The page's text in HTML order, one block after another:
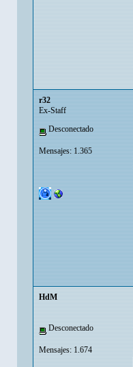
r32
Ex-Staff
Desconectado
Mensajes: 1.365
HdM
Desconectado
Mensajes: 1.674